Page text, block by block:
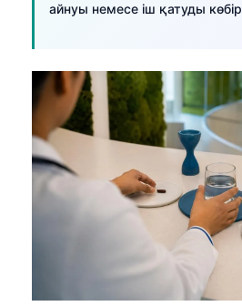
айнуы немесе іш қатуды
Беларуская мова
Esperanto
Frysk
Ślōnskŏ gŏdka
Norsk bokmål